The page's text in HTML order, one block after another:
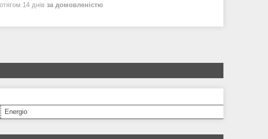
14 днів за домовленістю
Energio